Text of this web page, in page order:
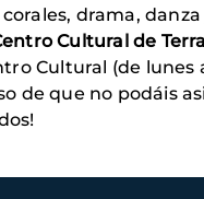
drama,
Cultural de
Cultural (de lunes
de que no podáis